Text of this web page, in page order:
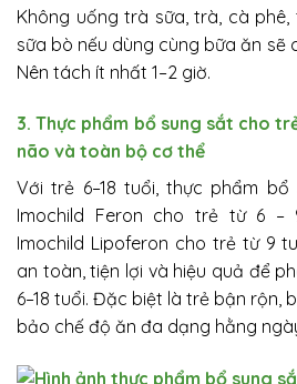
Không uống trà sữa, trà, cà
sữa bò nếu dùng cùng bữa ăn sẽ
Nên tách ít nhất 1–2 giờ.
3. Thực phẩm bổ sung sắt cho
não và toàn bộ cơ thể
Với trẻ 6–18 tuổi, thực phẩm
Imochild Feron cho trẻ từ 6 –
Imochild Lipoferon cho trẻ từ 9
an toàn, tiện lợi và hiệu quả để
6–18 tuổi. Đặc biệt là trẻ bận rộn,
bảo chế độ ăn đa dạng hằng